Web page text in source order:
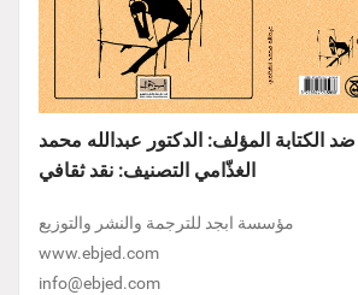
ضد الكتابة المؤلف: الدكتور عبدالله محمد
الغذّامي التصنيف: نقد ثقافي
مؤسسة ابجد للترجمة والنشر والتوزيع
www.ebjed.com
info@ebjed.com